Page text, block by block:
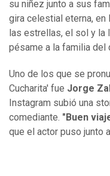
su niñez junto a sus
gira celestial eterna, en
las estrellas, el sol y la
pésame a la familia del
Uno de los que se
Cucharita' fue Jorge
Instagram subió una
comediante. "Buen
que el actor puso junto